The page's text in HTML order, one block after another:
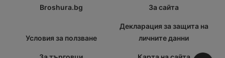
Broshura.bg За сайта
Условия за ползване
Декларация за защита на
личните данни